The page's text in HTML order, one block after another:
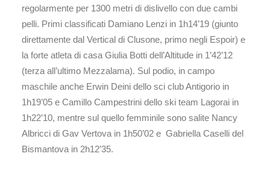
regolarmente per 1300 metri di dislivello con due cambi
pelli. Primi classificati Damiano Lenzi in 1h14’19 (giunto
direttamente dal Vertical di Clusone, primo negli Espoir) e
la forte atleta di casa Giulia Botti dell’Altitude in 1’42’12
(terza all’ultimo Mezzalama). Sul podio, in campo
maschile anche Erwin Deini dello sci club Antigorio in
1h19’05 e Camillo Campestrini dello ski team Lagorai in
1h22’10, mentre sul quello femminile sono salite Nancy
Albricci di Gav Vertova in 1h50’02 e Gabriella Caselli del
Bismantova in 2h12’35.